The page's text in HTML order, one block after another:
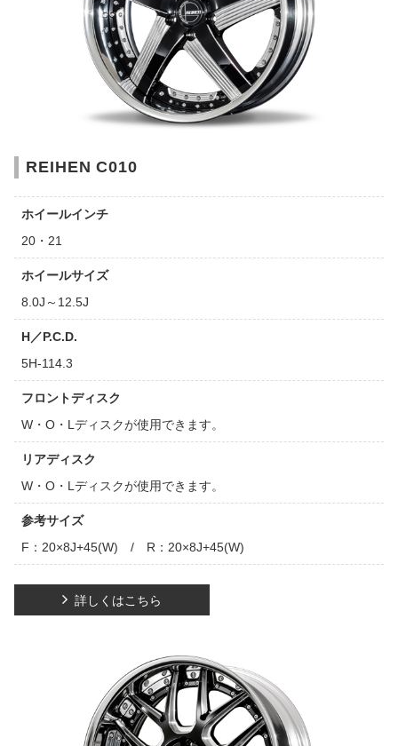
REIHEN C010
ホイールインチ
20・21
ホイールサイズ
8.0J～12.5J
H／P.C.D.
5H-114.3
フロントディスク
W・O・Lディスクが使用できます。
リアディスク
W・O・Lディスクが使用できます。
参考サイズ
F：20×8J+45(W) / R：20×8J+45(W)
詳しくはこちら